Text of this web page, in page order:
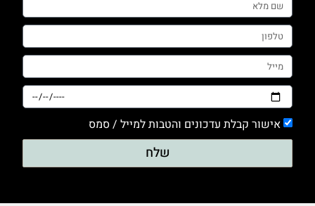
אישור קבלת עדכונים והטבות למייל / סמס
שלח